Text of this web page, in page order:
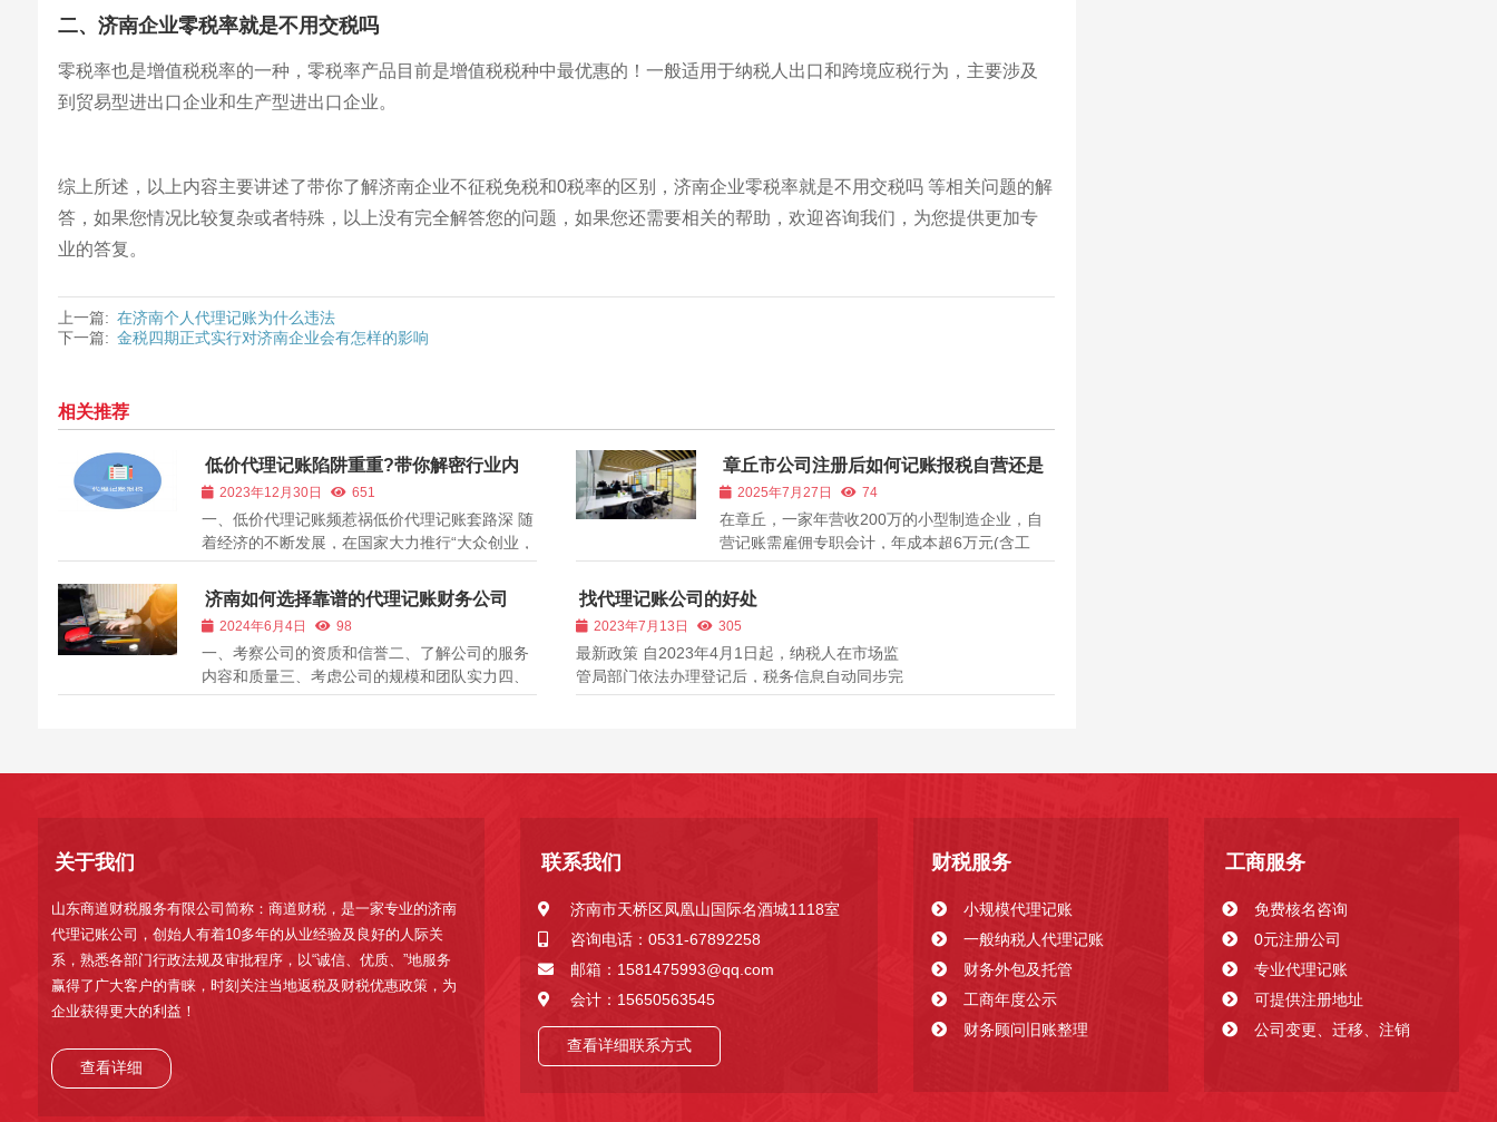
二、济南企业零税率就是不用交税吗
零税率也是增值税税率的一种，零税率产品目前是增值税税种中最优惠的！一般适用于纳税人出口和跨境应税行为，主要涉及
到贸易型进出口企业和生产型进出口企业。
综上所述，以上内容主要讲述了带你了解济南企业不征税免税和0税率的区别，济南企业零税率就是不用交税吗 等相关问题的解
答，如果您情况比较复杂或者特殊，以上没有完全解答您的问题，如果您还需要相关的帮助，欢迎咨询我们，为您提供更加专
业的答复。
上一篇: 在济南个人代理记账为什么违法
下一篇: 金税四期正式实行对济南企业会有怎样的影响
相关推荐
低价代理记账陷阱重重?带你解密行业内
幕 2023年12月30日 651
一、低价代理记账频惹祸低价代理记账套路深 随
着经济的不断发展，在国家大力推行“大众创业，
万众创新”后，一个个创业公司如同雨后春笋般成
立起来，于是乎，各类代理记账公司也随之应运
而生。然而这些企业，除了夺人眼球的低价宣传
口号外几乎没有任何其它真正的专业竞...
章丘市公司注册后如何记账报税自营还是
外包那个更划算
2025年7月27日 74
在章丘，一家年营收200万的小型制造企业，自
营记账需雇佣专职会计，年成本超6万元(含工
资、社保、办公设备);而选择外包，最低仅需
3600元/年!但低价背后暗藏玄机——某代理机构
以“999元/年”引流，却因使用盗版软件导致客户
税务申报错误，最终赔偿罚款超10万元。当“省
钱...
济南如何选择靠谱的代理记账财务公司
2024年6月4日 98
一、考察公司的资质和信誉二、了解公司的服务
内容和质量三、考虑公司的规模和团队实力四、
对比价格和性价比五、参考客户评价和案例 在济
不仅可以帮助企业规范财务流程，还能为...
找代理记账公司的好处
2023年7月13日 305
最新政策 自2023年4月1日起，纳税人在市场监
管局部门依法办理登记后，税务信息自动同步完
成税务登记。 也就意味着，只注册了执照，不报
一定要交税，但一定要报税。...
关于我们
山东商道财税服务有限公司简称：商道财税，是一家专业的济南
代理记账公司，创始人有着10多年的从业经验及良好的人际关
系，熟悉各部门行政法规及审批程序，以“诚信、优质、”地服务
赢得了广大客户的青睐，时刻关注当地返税及财税优惠政策，为
企业获得更大的利益！
查看详细
联系我们
济南市天桥区凤凰山国际名酒城1118室
咨询电话：0531-67892258
邮箱：1581475993@qq.com
会计：15650563545
查看详细联系方式
财税服务
小规模代理记账
一般纳税人代理记账
财务外包及托管
工商年度公示
财务顾问旧账整理
工商服务
免费核名咨询
0元注册公司
专业代理记账
可提供注册地址
公司变更、迁移、注销